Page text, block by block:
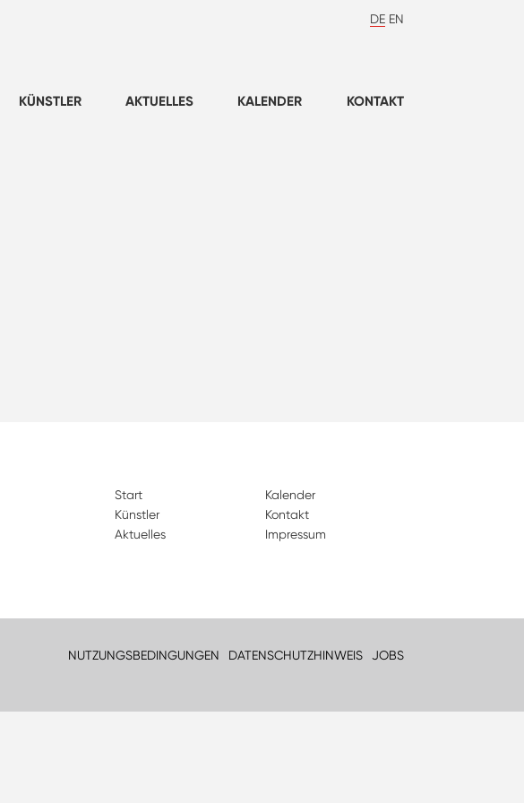
DE EN
KÜNSTLER AKTUELLES KALENDER KONTAKT
Start
Künstler
Aktuelles
Kalender
Kontakt
Impressum
NUTZUNGSBEDINGUNGEN DATENSCHUTZHINWEIS JOBS